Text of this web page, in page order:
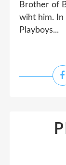
Brother of
wiht him. In
Playboys...